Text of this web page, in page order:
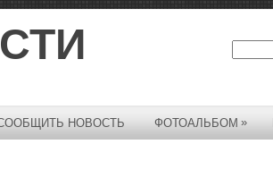
НОВОСТЬ ФОТОАЛЬБОМ »